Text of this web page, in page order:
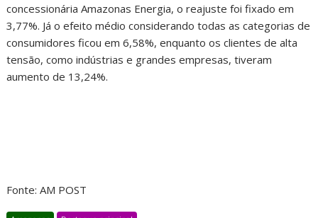
concessionária Amazonas Energia, o reajuste foi fixado em
3,77%. Já o efeito médio considerando todas as categorias de
consumidores ficou em 6,58%, enquanto os clientes de alta
tensão, como indústrias e grandes empresas, tiveram
aumento de 13,24%.
Fonte: AM POST